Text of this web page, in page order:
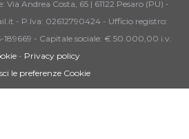
Via Andrea Costa, 65 | 61122 Pesaro (PU) -
- P.Iva: 02612790424 - Ufficio registro:
189669 - Capitale sociale: € 50.000,00 i.v.
- Privacy policy
le preferenze Cookie